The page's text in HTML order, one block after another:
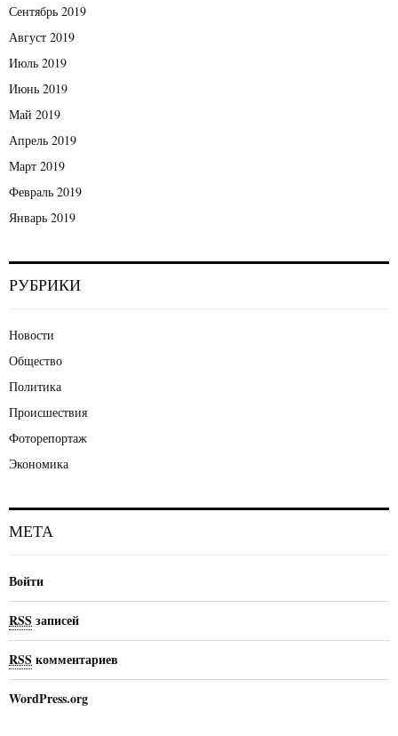
Сентябрь 2019
Август 2019
Июль 2019
Июнь 2019
Май 2019
Апрель 2019
Март 2019
Февраль 2019
Январь 2019
РУБРИКИ
Новости
Общество
Политика
Происшествия
Фоторепортаж
Экономика
МЕТА
Войти
RSSзаписей
RSSкомментариев
WordPress.org